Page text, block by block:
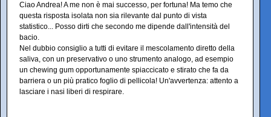
Ciao Andrea! A me non è mai successo, per fortuna! Ma temo che
questa risposta isolata non sia rilevante dal punto di vista
statistico... Posso dirti che secondo me dipende dall'intensità del
bacio.
Nel dubbio consiglio a tutti di evitare il mescolamento diretto della
saliva, con un preservativo o uno strumento analogo, ad esempio
un chewing gum opportunamente spiaccicato e stirato che fa da
barriera o un più pratico foglio di pellicola! Un'avvertenza: attento a
lasciare i nasi liberi di respirare.